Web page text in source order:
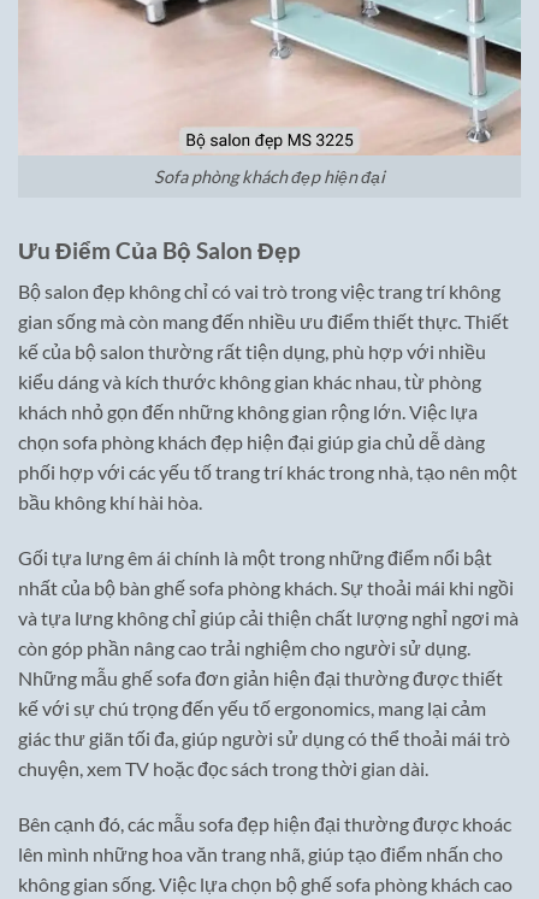
Sofa phòng khách đẹp hiện đại
Ưu Điểm Của Bộ Salon Đẹp
Bộ salon đẹp không chỉ có vai trò trong việc trang trí không
gian sống mà còn mang đến nhiều ưu điểm thiết thực. Thiết
kế của bộ salon thường rất tiện dụng, phù hợp với nhiều
kiểu dáng và kích thước không gian khác nhau, từ phòng
khách nhỏ gọn đến những không gian rộng lớn. Việc lựa
chọn sofa phòng khách đẹp hiện đại giúp gia chủ dễ dàng
phối hợp với các yếu tố trang trí khác trong nhà, tạo nên một
bầu không khí hài hòa.
Gối tựa lưng êm ái chính là một trong những điểm nổi bật
nhất của bộ bàn ghế sofa phòng khách. Sự thoải mái khi ngồi
và tựa lưng không chỉ giúp cải thiện chất lượng nghỉ ngơi mà
còn góp phần nâng cao trải nghiệm cho người sử dụng.
Những mẫu ghế sofa đơn giản hiện đại thường được thiết
kế với sự chú trọng đến yếu tố ergonomics, mang lại cảm
giác thư giãn tối đa, giúp người sử dụng có thể thoải mái trò
chuyện, xem TV hoặc đọc sách trong thời gian dài.
Bên cạnh đó, các mẫu sofa đẹp hiện đại thường được khoác
lên mình những hoa văn trang nhã, giúp tạo điểm nhấn cho
không gian sống. Việc lựa chọn bộ ghế sofa phòng khách cao